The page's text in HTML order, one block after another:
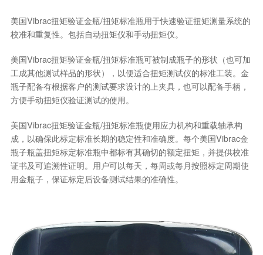
美国Vibrac扭矩验证金瓶/扭矩标准瓶用于快速验证扭矩测量系统的
校准和重复性。包括自动扭矩仪和手动扭矩仪。
美国Vibrac扭矩验证金瓶/扭矩标准瓶可被制成瓶子的形状（也可加
工成其他测试样品的形状），以便适合扭矩测试仪的标准工装。金
瓶子配备有根据客户的测试要求设计的上夹具，也可以配备手柄，
方便手动扭矩仪验证测试的使用。
美国Vibrac扭矩验证金瓶/扭矩标准瓶使用应力机构和重载轴承构
成，以确保此标定标准长期的稳定性和准确度。每个美国Vibrac金
瓶子瓶盖扭矩标定标准瓶中都标有其确切的额定扭矩，并提供校准
证书及可追溯性证明。用户可以每天，每周或每月按照标定周期使
用金瓶子，保证标定后设备测试结果的准确性。